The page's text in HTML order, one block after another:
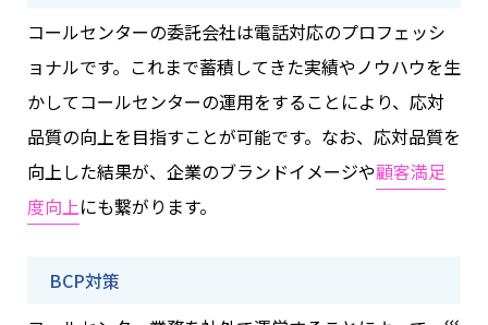
コールセンターの委託会社は電話対応のプロフェッシ
ョナルです。これまで蓄積してきた実績やノウハウを生
かしてコールセンターの運用をすることにより、応対
品質の向上を目指すことが可能です。なお、応対品質を
向上した結果が、企業のブランドイメージや顧客満足
度向上にも繋がります。
BCP対策